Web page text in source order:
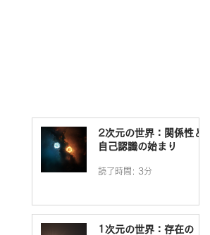
2次元の世界：関係性と
自己認識の始まり
読了時間: 3分
1次元の世界：存在の